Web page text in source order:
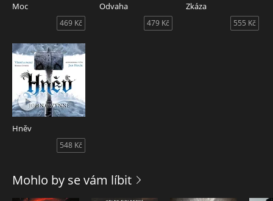
Král Aquilus svolává ostatní krále na sněm, aby v naléhavé
době vytvořil alianci. Proroctví praví, že temnota i světlo
budou mít každý svého šampiona – Černé slunce a Jasnou
hvězdu. Bylo by moudré je oba najít, neboť pokud se
Černému slunci podaří vystoupat na trůn, veškeré naděje a
sny lidstva se promění v prach.
Audiokniha Moc, autor John Gwynne, čte Jan Holík.
Moc
469 Kč
Odvaha
479 Kč
Zkáza
555 Kč
Hněv
548 Kč
Mohlo by se vám líbit